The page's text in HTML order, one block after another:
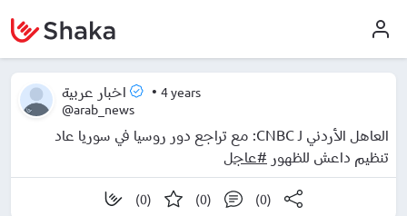
اخبار عربية • 4 years
@arab_news
العاهل الأردني لـ CNBC: مع تراجع دور روسيا في سوريا عاد
تنظيم داعش للظهور #عاجل
(0) (0) (0)